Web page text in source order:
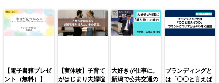
【電子書籍プレゼ
ント（無料）】
【実体験】子育て
がはじまり夫婦喧
大好きが仕事に。
新潟で公共交通の
ブランディングと
は「〇〇と言えば